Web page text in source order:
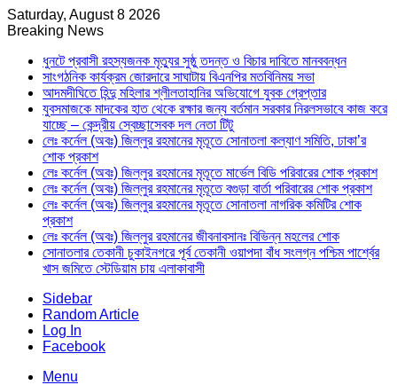
Saturday, August 8 2026
Breaking News
ধুনটে প্রবাসী রহস্যজনক মৃত্যুর সুষ্ঠু তদন্ত ও বিচার দাবিতে মানববন্ধন
সাংগঠনিক কার্যক্রম জোরদারে সাঘাটায় বিএনপির মতবিনিময় সভা
আদমদীঘিতে হিন্দু মহিলার শ্লীলতাহানির অভিযোগে যুবক গ্রেপ্তার
যুবসমাজকে মাদকের হাত থেকে রক্ষার জন্য বর্তমান সরকার নিরলসভাবে কাজ করে
যাচ্ছে – কেন্দ্রীয় স্বেচ্ছাসেবক দল নেতা টিটু
লেঃ কর্নেল (অবঃ) জিল্লুর রহমানের মৃতূতে সোনাতলা কল্যাণ সমিতি, ঢাকা’র
শোক প্রকাশ
লেঃ কর্নেল (অবঃ) জিল্লুর রহমানের মৃতূতে মার্ভেল বিডি পরিবারের শোক প্রকাশ
লেঃ কর্নেল (অবঃ) জিল্লুর রহমানের মৃতূতে বগুড়া বার্তা পরিবারের শোক প্রকাশ
লেঃ কর্নেল (অবঃ) জিল্লুর রহমানের মৃতূতে সোনাতলা নাগরিক কমিটির শোক
প্রকাশ
লেঃ কর্নেল (অবঃ) জিল্লুর রহমানের জীবনাবসানঃ বিভিন্ন মহলের শোক
সোনাতলার তেকানী চুকাইনগরে পূর্ব তেকানী ওয়াপদা বাঁধ সংলগ্ন পশ্চিম পার্শ্বের
খাস জমিতে স্টেডিয়াম চায় এলাকাবাসী
Sidebar
Random Article
Log In
Facebook
Menu